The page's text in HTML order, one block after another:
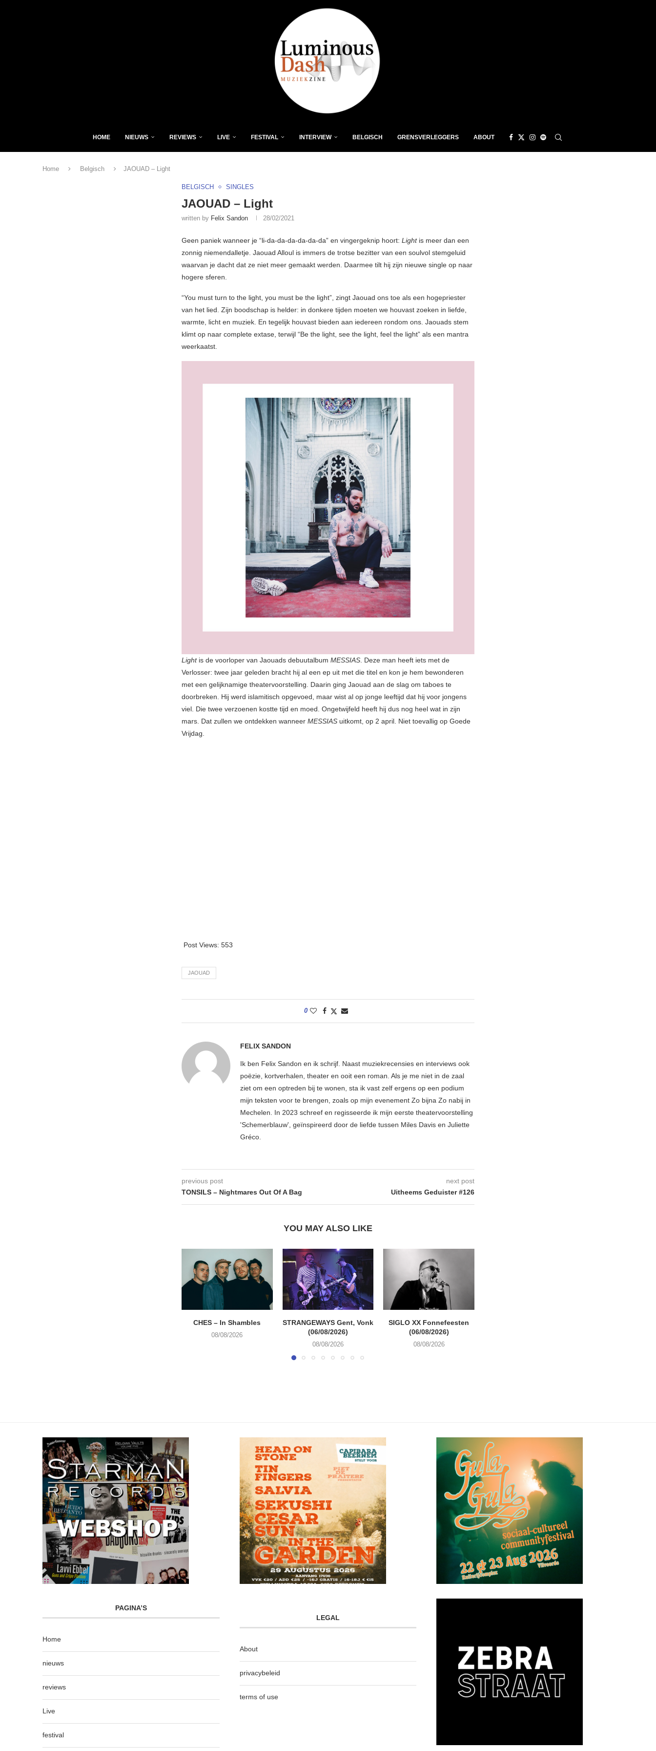
HOME NIEUWS REVIEWS LIVE FESTIVAL INTERVIEW BELGISCH GRENSVERLEGGERS ABOUT
Home Belgisch JAOUAD – Light
BELGISCH SINGLES
JAOUAD – Light
written by Felix Sandon 28/02/2021
Geen paniek wanneer je “li-da-da-da-da-da-da” en vingergeknip hoort: Lightis meer dan een
zonnig niemendalletje. Jaouad Alloul is immers de trotse bezitter van een soulvol stemgeluid
waarvan je dacht dat ze niet meer gemaakt werden. Daarmee tilt hij zijn nieuwe single op naar
hogere sferen.
“You must turn to the light, you must be the light”, zingt Jaouad ons toe als een hogepriester
van het lied. Zijn boodschap is helder: in donkere tijden moeten we houvast zoeken in liefde,
warmte, licht en muziek. En tegelijk houvast bieden aan iedereen rondom ons. Jaouads stem
klimt op naar complete extase, terwijl “Be the light, see the light, feel the light” als een mantra
weerkaatst.
Lightis de voorloper van Jaouads debuutalbum MESSIAS. Deze man heeft iets met de
Verlosser: twee jaar geleden bracht hij al een ep uit met die titel en kon je hem bewonderen
met een gelijknamige theatervoorstelling. Daarin ging Jaouad aan de slag om taboes te
doorbreken. Hij werd islamitisch opgevoed, maar wist al op jonge leeftijd dat hij voor jongens
viel. Die twee verzoenen kostte tijd en moed. Ongetwijfeld heeft hij dus nog heel wat in zijn
mars. Dat zullen we ontdekken wanneer MESSIAS uitkomt, op 2 april. Niet toevallig op Goede
Vrijdag.
Post Views: 553
JAOUAD
0
FELIX SANDON
Ik ben Felix Sandon en ik schrijf. Naast muziekrecensies en interviews ook
poëzie, kortverhalen, theater en ooit een roman. Als je me niet in de zaal
ziet om een optreden bij te wonen, sta ik vast zelf ergens op een podium
mijn teksten voor te brengen, zoals op mijn evenement Zo bijna Zo nabij in
Mechelen. In 2023 schreef en regisseerde ik mijn eerste theatervoorstelling
'Schemerblauw', geïnspireerd door de liefde tussen Miles Davis en Juliette
Gréco.
previous post
TONSILS – Nightmares Out Of A Bag
next post
Uitheems Geduister #126
YOU MAY ALSO LIKE
CHES – In Shambles
08/08/2026
STRANGEWAYS Gent, Vonk
(06/08/2026)
08/08/2026
SIGLO XX Fonnefeesten
(06/08/2026)
08/08/2026
PAGINA’S
Home
nieuws
reviews
Live
festival
LEGAL
About
privacybeleid
terms of use